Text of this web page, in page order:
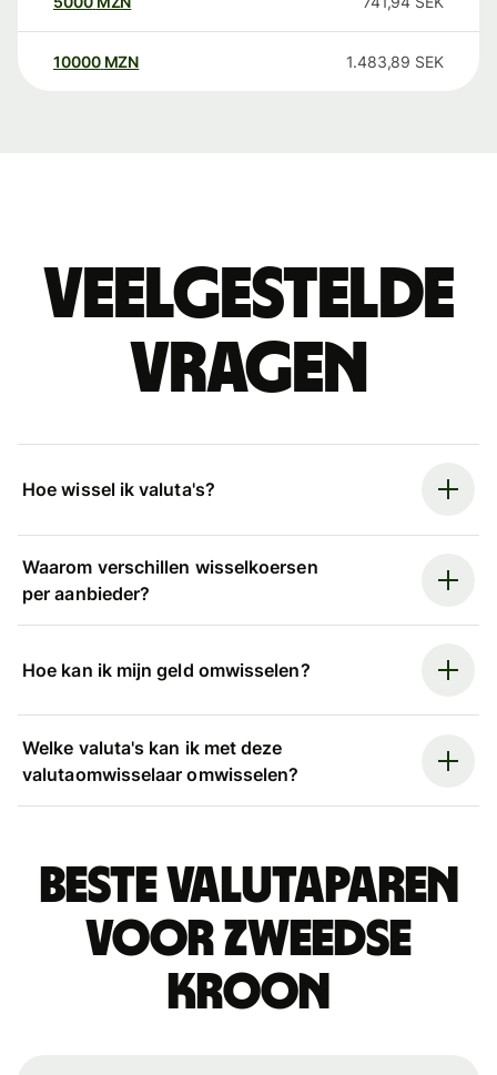
10000 MZN 1.483,89 SEK
Veelgestelde
vragen
Hoe wissel ik valuta's?
Waarom verschillen wisselkoersen
per aanbieder?
Hoe kan ik mijn geld omwisselen?
Welke valuta's kan ik met deze
valutaomwisselaar omwisselen?
Beste valutaparen
voor Zweedse
kroon